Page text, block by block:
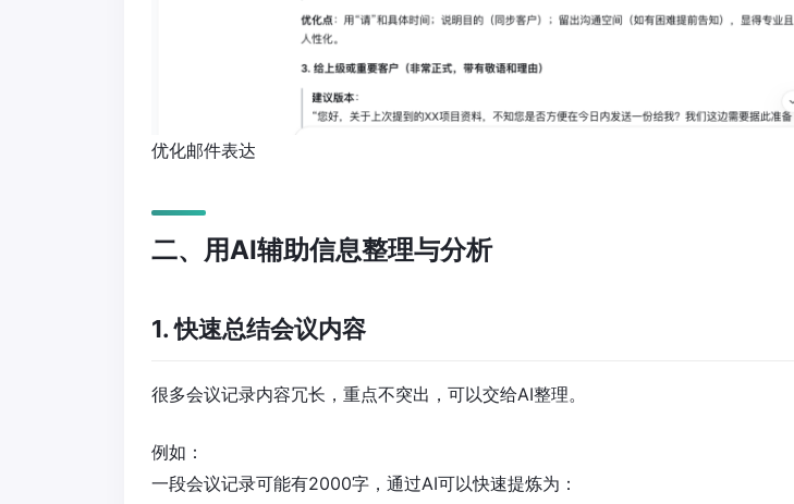
优化邮件表达
二、用AI辅助信息整理与分析
1. 快速总结会议内容
很多会议记录内容冗长，重点不突出，可以交给AI整理。
例如：
一段会议记录可能有2000字，通过AI可以快速提炼为：